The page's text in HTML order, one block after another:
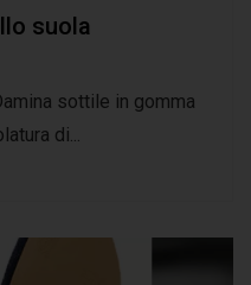
suola
sottile in gomma
di...